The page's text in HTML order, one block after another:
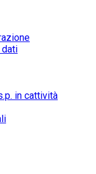
dati
in cattività